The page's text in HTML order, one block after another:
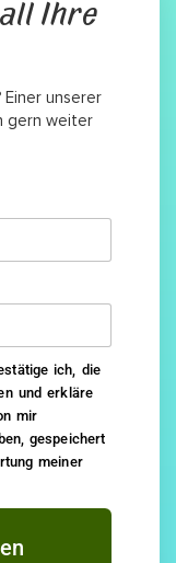
Ihre
unserer
gern weiter
ich, die
und erkläre
mir
gespeichert
meiner